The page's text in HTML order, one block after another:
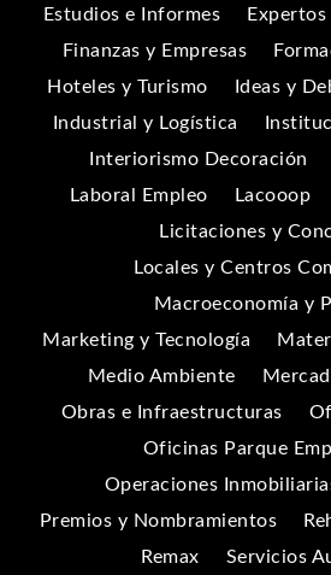
Estudios e Informes
Expertos
Finanzas y Empresas
Hoteles y Turismo
Ideas y
Industrial y Logística
Interiorismo Decoración
Laboral Empleo
Lacooop
Licitaciones y
Locales y Centros
Macroeconomía y
Marketing y Tecnología
Medio Ambiente
Obras e Infraestructuras
Oficinas Parque
Operaciones
Premios y Nombramientos
Remax
Servicios